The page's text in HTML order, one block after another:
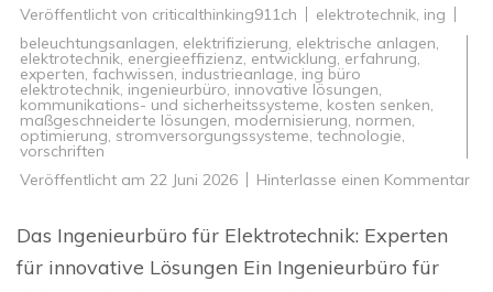
Veröffentlicht von criticalthinking911ch elektrotechnik, ing
beleuchtungsanlagen, elektrifizierung, elektrische anlagen,
elektrotechnik, energieeffizienz, entwicklung, erfahrung,
experten, fachwissen, industrieanlage, ing büro
elektrotechnik, ingenieurbüro, innovative lösungen,
kommunikations- und sicherheitssysteme, kosten senken,
maßgeschneiderte lösungen, modernisierung, normen,
optimierung, stromversorgungssysteme, technologie,
vorschriften
Veröffentlicht am 22 Juni 2026 Hinterlasse einen Kommentarzu
Das Ingenieurbüro für Elektrotechnik: Experten
für innovative Lösungen Ein Ingenieurbüro für